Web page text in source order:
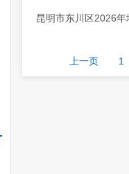
昆明市东川区2026
上一页 1